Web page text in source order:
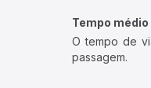
Tempo
O tempo de
passagem.